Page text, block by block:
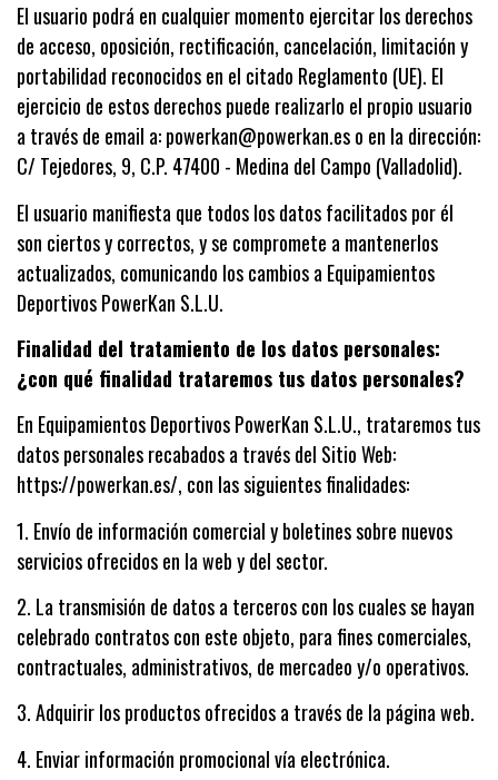
El usuario podrá en cualquier momento ejercitar los derechos
de acceso, oposición, rectificación, cancelación, limitación y
portabilidad reconocidos en el citado Reglamento (UE). El
ejercicio de estos derechos puede realizarlo el propio usuario
a través de email a: powerkan@powerkan.es o en la dirección:
C/ Tejedores, 9, C.P. 47400 - Medina del Campo (Valladolid).
El usuario manifiesta que todos los datos facilitados por él
son ciertos y correctos, y se compromete a mantenerlos
actualizados, comunicando los cambios a Equipamientos
Deportivos PowerKan S.L.U.
Finalidad del tratamiento de los datos personales:
¿con qué finalidad trataremos tus datos personales?
En Equipamientos Deportivos PowerKan S.L.U., trataremos tus
datos personales recabados a través del Sitio Web:
https://powerkan.es/, con las siguientes finalidades:
1. Envío de información comercial y boletines sobre nuevos
servicios ofrecidos en la web y del sector.
2. La transmisión de datos a terceros con los cuales se hayan
celebrado contratos con este objeto, para fines comerciales,
contractuales, administrativos, de mercadeo y/o operativos.
3.Adquirir los productos ofrecidos a través de la página web.
4. Enviar información promocional vía electrónica.